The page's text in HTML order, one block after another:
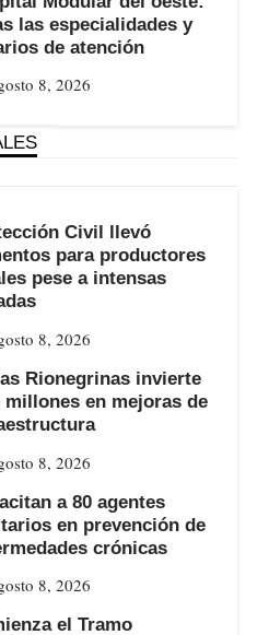
las especialidades y
de atención
8, 2026
Civil llevó
para productores
pese a intensas
8, 2026
Rionegrinas invierte
millones en mejoras de
8, 2026
a 80 agentes
en prevención de
crónicas
8, 2026
el Tramo